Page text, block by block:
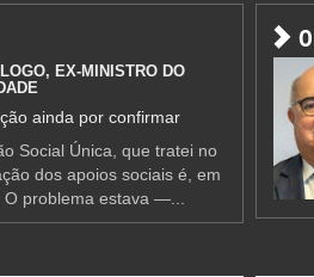
EX-MINISTRO DO
ainda por confirmar
Social Única, que tratei no
dos apoios sociais é, em
problema estava —...